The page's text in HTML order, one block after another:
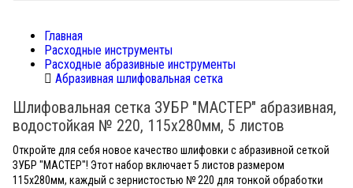
Главная
Расходные инструменты
Расходные абразивные инструменты
Абразивная шлифовальная сетка
Шлифовальная сетка ЗУБР "МАСТЕР" абразивная,
водостойкая № 220, 115х280мм, 5 листов
Откройте для себя новое качество шлифовки с абразивной сеткой
ЗУБР "МАСТЕР"! Этот набор включает 5 листов размером
115х280мм, каждый с зернистостью № 220 для тонкой обработки